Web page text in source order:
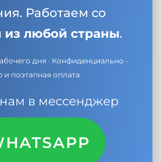
Работаем со
из любой страны.
дня · Конфиденциально ·
и поэтапная оплата
в мессенджер